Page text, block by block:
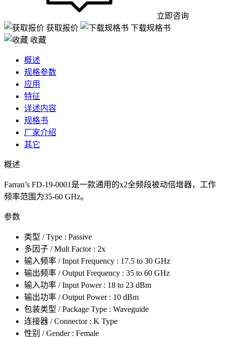
立即咨询
获取报价
下载规格书
收藏
概述
规格参数
应用
特征
详述内容
规格书
厂家介绍
其它
概述
Farran’s FD-19-0001是一款通用的x2全频段被动倍增器，工作
频率范围为35-60 GHz。
参数
类型 / Type : Passive
多因子 / Mult Factor : 2x
输入频率 / Input Frequency : 17.5 to 30 GHz
输出频率 / Output Frequency : 35 to 60 GHz
输入功率 / Input Power : 18 to 23 dBm
输出功率 / Output Power : 10 dBm
包装类型 / Package Type : Waveguide
连接器 / Connector : K Type
性别 / Gender : Female